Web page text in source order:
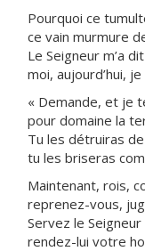
Pourquoi ce
ce vain murmure
Le Seigneur m’a
moi, aujourd’hui,
« Demande, et je
pour domaine la
Tu les détruiras
tu les briseras
Maintenant, rois,
reprenez-vous,
Servez le
rendez-lui votre